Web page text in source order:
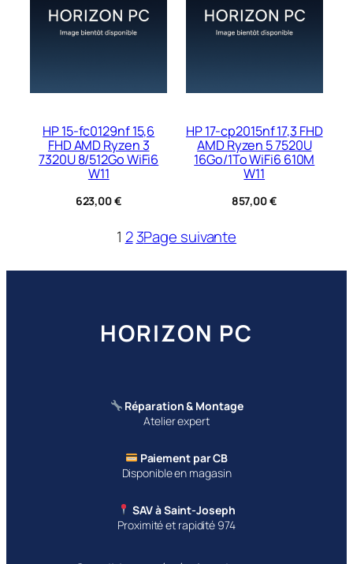
HP 15-fc0129nf 15,6
FHD AMD Ryzen 3
7320U 8/512Go WiFi6
W11
623,00€
HP 17-cp2015nf 17,3 FHD
AMD Ryzen 5 7520U
16Go/1To WiFi6 610M
W11
857,00€
1 2 3Page suivante
HORIZON PC
Réparation & Montage
Atelier expert
Paiement par CB
Disponible en magasin
SAV à Saint-Joseph
Proximité et rapidité 974